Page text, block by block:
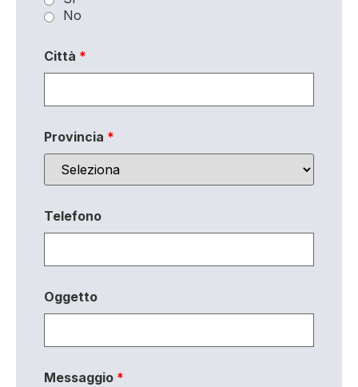
No
Città *
Provincia *
Telefono
Oggetto
Messaggio *